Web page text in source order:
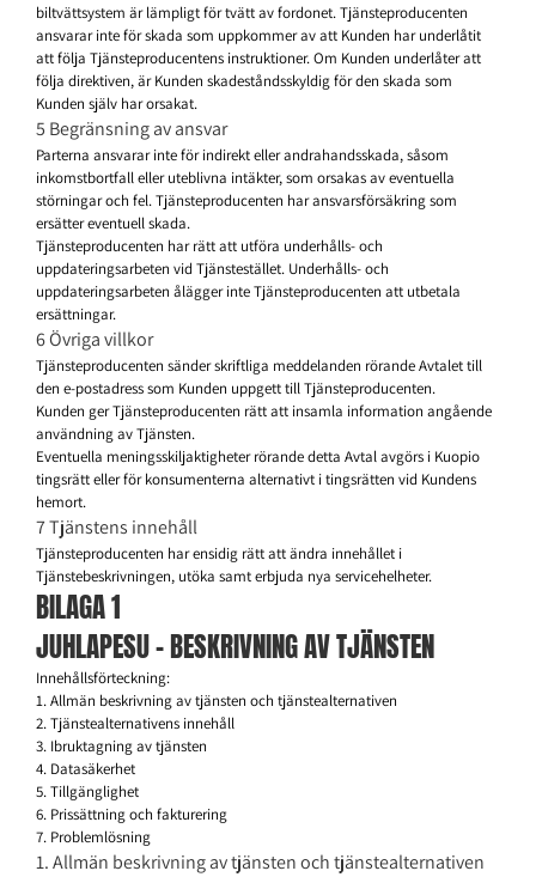
biltvättsystem är lämpligt för tvätt av fordonet. Tjänsteproducenten
ansvarar inte för skada som uppkommer av att Kunden har underlåtit
att följa Tjänsteproducentens instruktioner. Om Kunden underlåter att
följa direktiven, är Kunden skadeståndsskyldig för den skada som
Kunden själv har orsakat.
5 Begränsning av ansvar
Parterna ansvarar inte för indirekt eller andrahandsskada, såsom
inkomstbortfall eller uteblivna intäkter, som orsakas av eventuella
störningar och fel. Tjänsteproducenten har ansvarsförsäkring som
ersätter eventuell skada.
Tjänsteproducenten har rätt att utföra underhålls- och
uppdateringsarbeten vid Tjänstestället. Underhålls- och
uppdateringsarbeten ålägger inte Tjänsteproducenten att utbetala
ersättningar.
6 Övriga villkor
Tjänsteproducenten sänder skriftliga meddelanden rörande Avtalet till
den e-postadress som Kunden uppgett till Tjänsteproducenten.
Kunden ger Tjänsteproducenten rätt att insamla information angående
användning av Tjänsten.
Eventuella meningsskiljaktigheter rörande detta Avtal avgörs i Kuopio
tingsrätt eller för konsumenterna alternativt i tingsrätten vid Kundens
hemort.
7 Tjänstens innehåll
Tjänsteproducenten har ensidig rätt att ändra innehållet i
Tjänstebeskrivningen, utöka samt erbjuda nya servicehelheter.
BILAGA 1
JUHLAPESU – BESKRIVNING AV TJÄNSTEN
Innehållsförteckning:
1. Allmän beskrivning av tjänsten och tjänstealternativen
2. Tjänstealternativens innehåll
3. Ibruktagning av tjänsten
4. Datasäkerhet
5. Tillgänglighet
6. Prissättning och fakturering
7. Problemlösning
1. Allmän beskrivning av tjänsten och tjänstealternativen